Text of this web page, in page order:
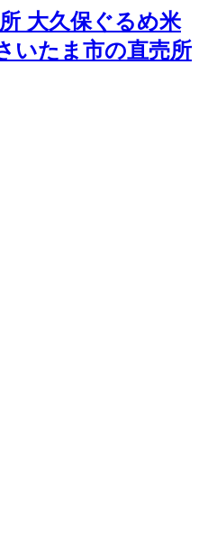
大久保ぐるめ米
いたま市の直売所